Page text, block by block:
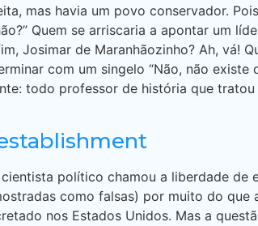
mas havia um povo conservador.
Quem se arriscaria a apontar um
Josimar de Maranhãozinho? Ah, vá!
com um singelo “Não, não
todo professor de história que
político chamou a liberdade de
como falsas) por muito do que
nos Estados Unidos. Mas a